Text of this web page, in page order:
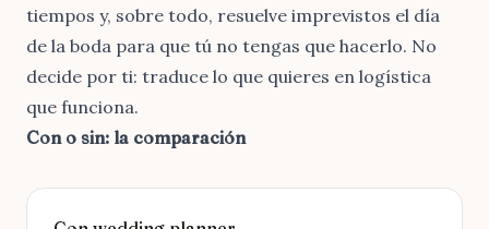
tiempos y, sobre todo, resuelve imprevistos el día
de la boda para que tú no tengas que hacerlo. No
decide por ti: traduce lo que quieres en logística
que funciona.
Con o sin: la comparación